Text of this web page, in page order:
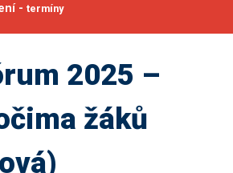
- termíny
2025 –
žáků